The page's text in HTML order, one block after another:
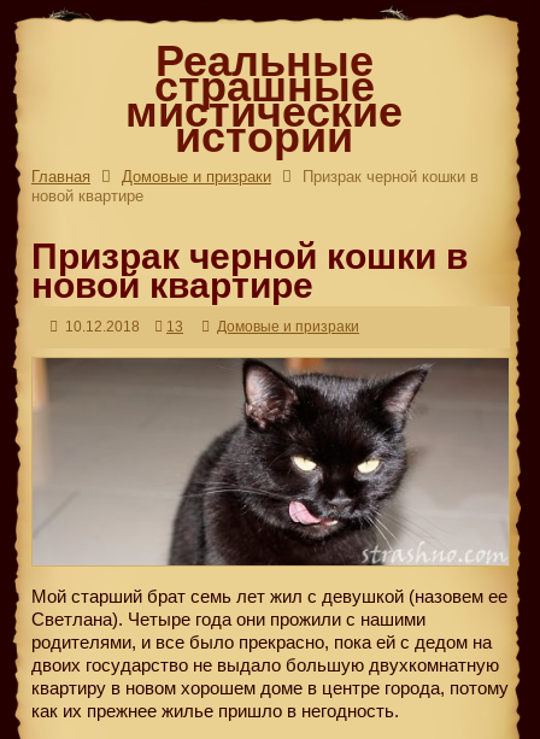
Реальные
страшные
мистические
истории
Главная Домовые и призраки
Призрак черной кошки в
новой квартире
Призрак черной кошки в
новой квартире
10.12.2018 13 Домовые и призраки
Мой старший брат семь лет жил с девушкой (назовем ее
Светлана). Четыре года они прожили с нашими
родителями, и все было прекрасно, пока ей с дедом на
двоих государство не выдало большую двухкомнатную
квартиру в новом хорошем доме в центре города, потому
как их прежнее жилье пришло в негодность.